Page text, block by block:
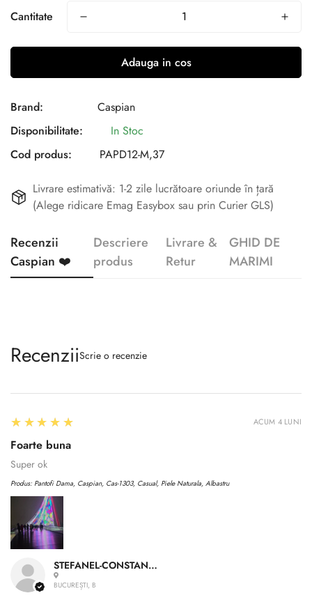
Cantitate
Adauga in cos
Brand:
Caspian
Disponibilitate:
In Stoc
Cod produs:
PAPD12-M,37
Livrare estimativă: 1-2 zile lucrătoare oriunde în țară
(Alege ridicare Emag Easybox sau prin Curier GLS)
Recenzii
Caspian ❤️
Descriere
produs
Livrare &
Retur
GHID DE
MARIMI
RecenziiScrie o recenzie
STEFANEL-CONSTANTIN A.
BUCUREȘTI, B
5
★★★★★
Foarte buna
Super ok
Produs: Pantofi Dama, Caspian, Cas-1303, Casual, Piele Naturala, Albastru
ACUM 4 LUNI